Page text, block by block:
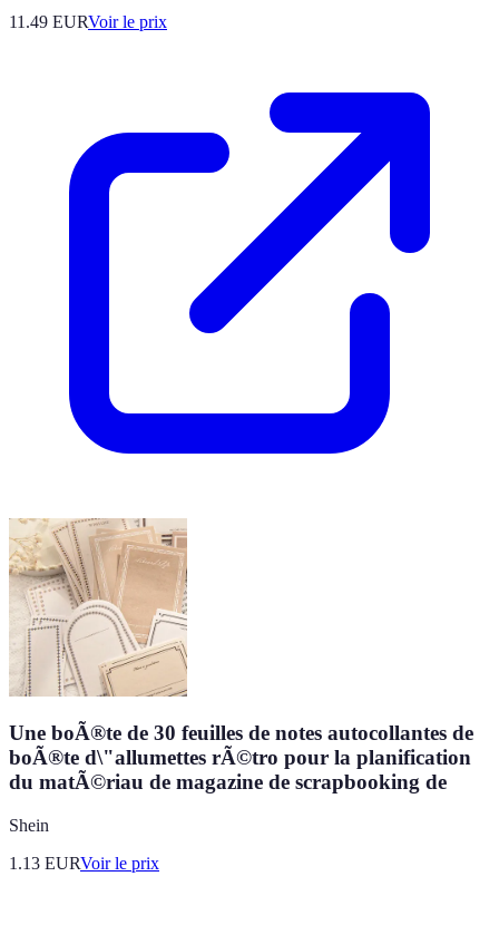
11.49 EURVoir le prix
Une boÃ®te de 30 feuilles de notes autocollantes de
boÃ®te d\"allumettes rÃ©tro pour la planification
du matÃ©riau de magazine de scrapbooking de
Shein
1.13 EURVoir le prix